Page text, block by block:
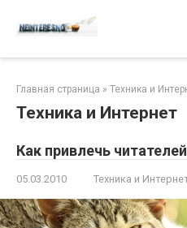
Главная страница » Техника и
Техника и Интернет
Как привлечь
05.03.2010 Техника и